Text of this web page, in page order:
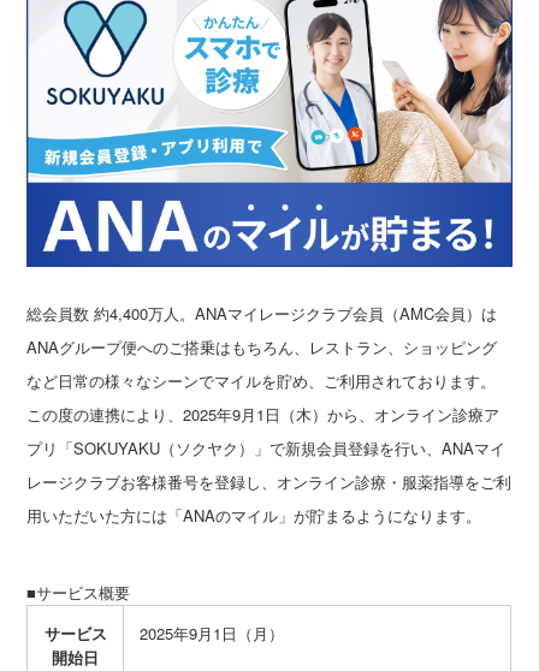
総会員数 約4,400万人。ANAマイレージクラブ会員（AMC会員）は
ANAグループ便へのご搭乗はもちろん、レストラン、ショッピング
など日常の様々なシーンでマイルを貯め、ご利用されております。
この度の連携により、2025年9月1日（木）から、オンライン診療ア
プリ「SOKUYAKU（ソクヤク）」で新規会員登録を行い、ANAマイ
レージクラブお客様番号を登録し、オンライン診療・服薬指導をご利
用いただいた方には「ANAのマイル」が貯まるようになります。
■サービス概要
サービス
開始日
2025年9月1日（月）